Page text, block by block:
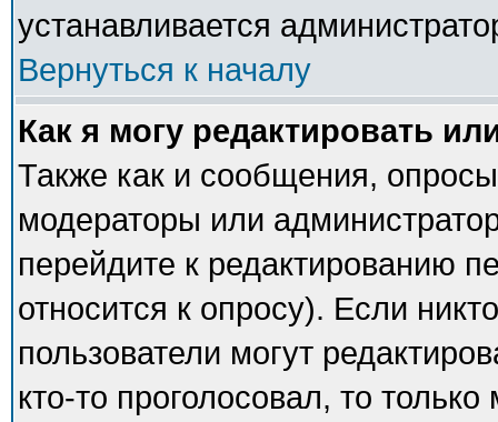
устанавливается
Вернуться к началу
Как я могу редактировать
Также как и сообщения,
модераторы или
перейдите к редактированию
относится к опросу). Если
пользователи могут
кто-то проголосовал, то